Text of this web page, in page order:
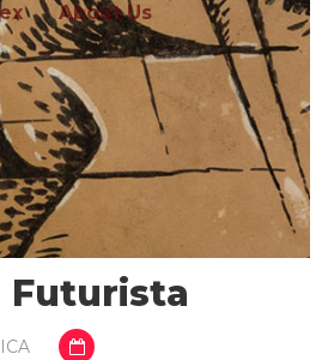
About Us
Futurista